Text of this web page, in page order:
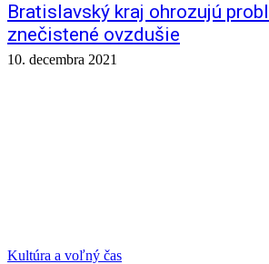
Bratislavský kraj ohrozujú
znečistené ovzdušie
10. decembra 2021
Kultúra a voľný čas